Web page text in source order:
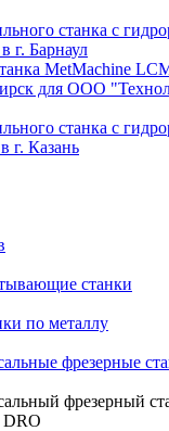
станка c
г. Барнаул
MetMachine
для ООО
станка c
г. Казань
станки
по металлу
фрезерные
фрезерный
DRO